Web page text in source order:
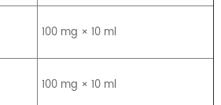
100 mg × 10 ml
100 mg × 10 ml